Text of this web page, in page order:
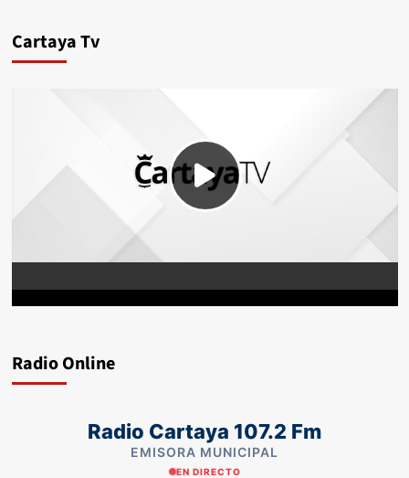
Cartaya Tv
Radio Online
Radio Cartaya 107.2 Fm
EMISORA MUNICIPAL
EN DIRECTO